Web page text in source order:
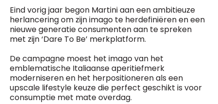
Eind vorig jaar begon Martini aan een ambitieuze
herlancering om zijn imago te herdefiniëren en een
nieuwe generatie consumenten aan te spreken
met zijn ‘Dare To Be’ merkplatform.
De campagne moest het imago van het
emblematische Italiaanse aperitiefmerk
moderniseren en het herpositioneren als een
upscale lifestyle keuze die perfect geschikt is voor
consumptie met mate overdag.